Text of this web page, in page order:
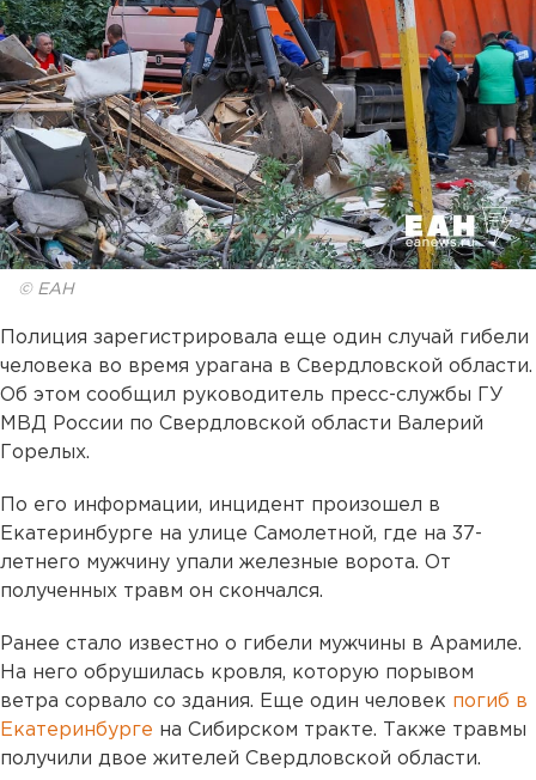
© ЕАН
Полиция зарегистрировала еще один случай гибели
человека во время урагана в Свердловской области.
Об этом сообщил руководитель пресс-службы ГУ
МВД России по Свердловской области Валерий
Горелых.
По его информации, инцидент произошел в
Екатеринбурге на улице Самолетной, где на 37-
летнего мужчину упали железные ворота. От
полученных травм он скончался.
Ранее стало известно о гибели мужчины в Арамиле.
На него обрушилась кровля, которую порывом
ветра сорвало со здания. Еще один человек погиб в
Екатеринбурге на Сибирском тракте. Также травмы
получили двое жителей Свердловской области.